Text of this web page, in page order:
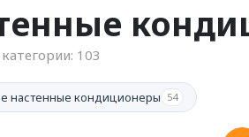
103
настенные кондиционеры 54